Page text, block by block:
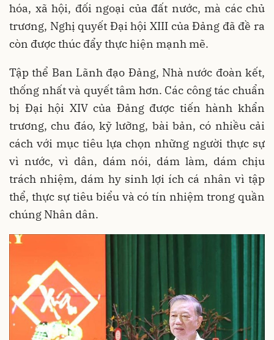
hóa, xã hội, đối ngoại của đất nước, mà các chủ
trương, Nghị quyết Đại hội XIII của Đảng đã đề ra
còn được thúc đẩy thực hiện mạnh mẽ.
Tập thể Ban Lãnh đạo Đảng, Nhà nước đoàn kết,
thống nhất và quyết tâm hơn. Các công tác chuẩn
bị Đại hội XIV của Đảng được tiến hành khẩn
trương, chu đáo, kỹ lưỡng, bài bản, có nhiều cải
cách với mục tiêu lựa chọn những người thực sự
vì nước, vì dân, dám nói, dám làm, dám chịu
trách nhiệm, dám hy sinh lợi ích cá nhân vì tập
thể, thực sự tiêu biểu và có tín nhiệm trong quần
chúng Nhân dân.